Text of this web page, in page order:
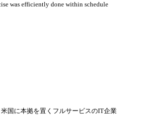
was efficiently done within schedule
国に本拠を置くフルサービスのIT企業